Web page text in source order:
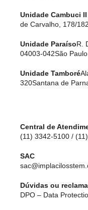
Unidade Cambuci
de Carvalho, 178/
Unidade ParaísoR.
04003-042São
Unidade Tamboré
320Santana de
Central de
(11) 3342-5100 /
SAC
Dúvidas ou
DPO – Data